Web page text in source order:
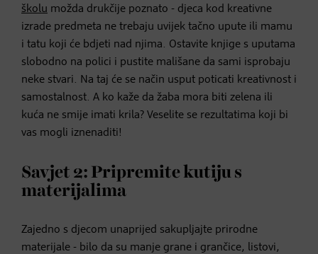
školu možda drukčije poznato - djeca kod kreativne
izrade predmeta ne trebaju uvijek tačno upute ili mamu
i tatu koji će bdjeti nad njima. Ostavite knjige s uputama
slobodno na polici i pustite mališane da sami isprobaju
neke stvari. Na taj će se način usput poticati kreativnost i
samostalnost. A ko kaže da žaba mora biti zelena ili
kuća ne smije imati krila? Veselite se rezultatima koji bi
vas mogli iznenaditi!
Savjet 2: Pripremite kutiju s
materijalima
Zajedno s djecom unaprijed sakupljajte prirodne
materijale - bilo da su manje grane i grančice, listovi,